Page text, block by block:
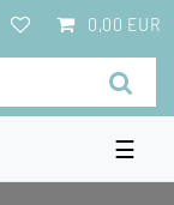
0,00 EUR
☰